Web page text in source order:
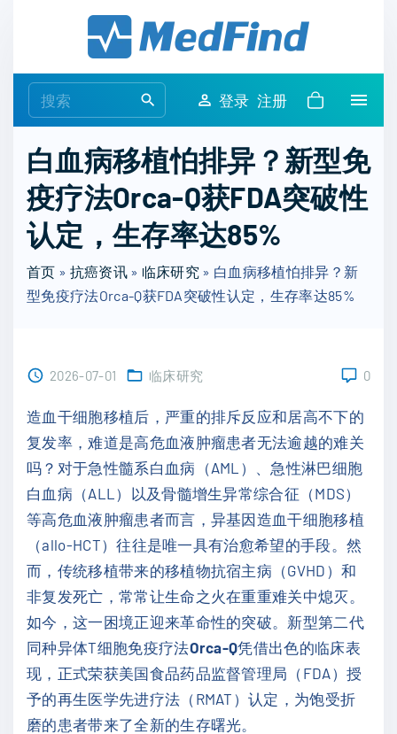
e
r
c
h
f
r
登录 注册
白血病移植怕排异？新型免
疫疗法Orca-Q获FDA突破性
认定，生存率达85%
首页 » 抗癌资讯» 临床研究 » 白血病移植怕排异？新
型免疫疗法Orca-Q获FDA突破性认定，生存率达85%
2026-07-01 临床研究 0
造血干细胞移植后，严重的排斥反应和居高不下的
复发率，难道是高危血液肿瘤患者无法逾越的难关
吗？对于急性髓系白血病（AML）、急性淋巴细胞
白血病（ALL）以及骨髓增生异常综合征（MDS）
等高危血液肿瘤患者而言，异基因造血干细胞移植
（allo-HCT）往往是唯一具有治愈希望的手段。然
而，传统移植带来的移植物抗宿主病（GVHD）和
非复发死亡，常常让生命之火在重重难关中熄灭。
如今，这一困境正迎来革命性的突破。新型第二代
同种异体T细胞免疫疗法Orca-Q凭借出色的临床表
现，正式荣获美国食品药品监督管理局（FDA）授
予的再生医学先进疗法（RMAT）认定，为饱受折
磨的患者带来了全新的生存曙光。